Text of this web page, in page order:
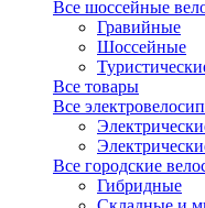
Все шоссейные
Гравийные
Шоссейные
Все товары
Все
Все городские
Гибридные